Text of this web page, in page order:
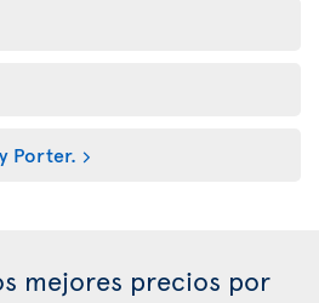
Porter.
mejores precios por